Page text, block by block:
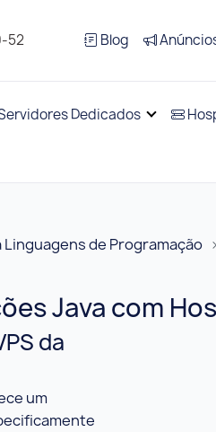
52 Blog
Dedicados
Linguagens de Programação
Java com
da
um